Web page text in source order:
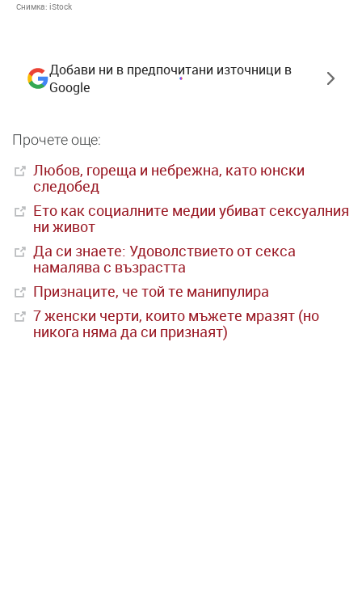
Снимка: iStock
Добави ни в предпочитани източници в
Google
Прочете още:
Любов, гореща и небрежна, като юнски
следобед
Ето как социалните медии убиват сексуалния
ни живот
Да си знаете: Удоволствието от секса
намалява с възрастта
Признаците, че той те манипулира
7 женски черти, които мъжете мразят (но
никога няма да си признаят)